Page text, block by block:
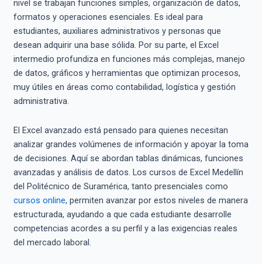
nivel se trabajan funciones simples, organización de datos,
formatos y operaciones esenciales. Es ideal para
estudiantes, auxiliares administrativos y personas que
desean adquirir una base sólida. Por su parte, el Excel
intermedio profundiza en funciones más complejas, manejo
de datos, gráficos y herramientas que optimizan procesos,
muy útiles en áreas como contabilidad, logística y gestión
administrativa.
El Excel avanzado está pensado para quienes necesitan
analizar grandes volúmenes de información y apoyar la toma
de decisiones. Aquí se abordan tablas dinámicas, funciones
avanzadas y análisis de datos. Los cursos de Excel Medellín
del Politécnico de Suramérica, tanto presenciales como
cursos online, permiten avanzar por estos niveles de manera
estructurada, ayudando a que cada estudiante desarrolle
competencias acordes a su perfil y a las exigencias reales
del mercado laboral.